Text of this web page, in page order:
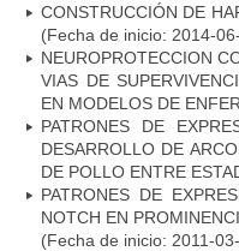
CONSTRUCCIÓN DE
(Fecha de inicio: 2014-
NEUROPROTECCION
VIAS DE
EN MODELOS DE
PATRONES DE
DESARROLLO DE
DE POLLO ENTRE
PATRONES DE
NOTCH EN
(Fecha de inicio: 2011-